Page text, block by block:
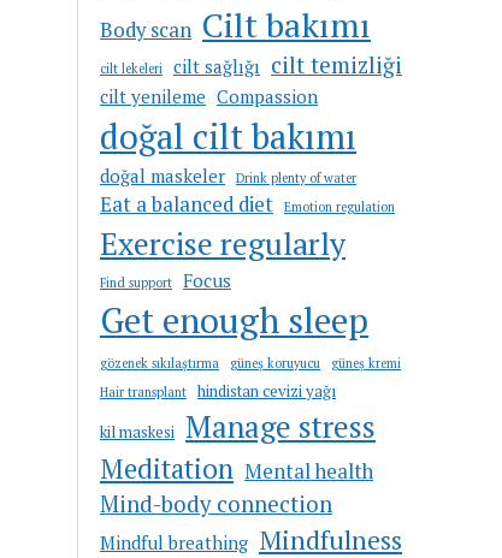
Body scan Cilt bakımı
cilt lekeleri cilt sağlığı cilt temizliği
cilt yenileme Compassion
doğal cilt bakımı
doğal maskeler Drink plenty of water
Eat a balanced diet Emotion regulation
Exercise regularly
Find support Focus
Get enough sleep
gözenek sıkılaştırma güneş koruyucu
güneş kremi
Hair transplant
hindistan cevizi yağı
kil maskesi Manage stress
Meditation Mental health
Mind-body connection
Mindful breathing Mindfulness